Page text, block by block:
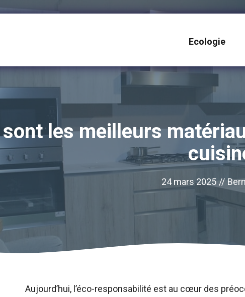
Ecologie
les meilleurs
24 mars 2025 //
Aujourd’hui, l’éco-responsabilité est au cœur des